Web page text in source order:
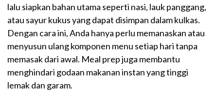
lalu siapkan bahan utama seperti nasi, lauk panggang,
atau sayur kukus yang dapat disimpan dalam kulkas.
Dengan cara ini, Anda hanya perlu memanaskan atau
menyusun ulang komponen menu setiap hari tanpa
memasak dari awal. Meal prep juga membantu
menghindari godaan makanan instan yang tinggi
lemak dan garam.